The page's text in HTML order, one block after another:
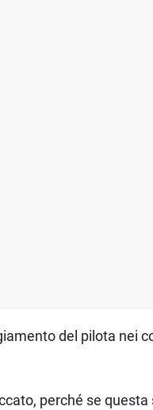
del pilota nei
perché se